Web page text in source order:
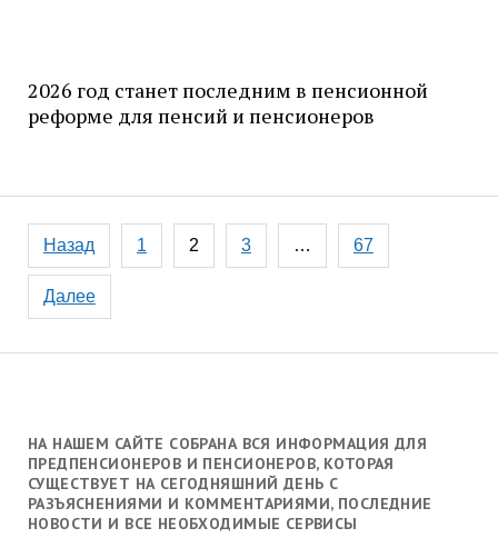
НА НАШЕМ САЙТЕ СОБРАНА ВСЯ ИНФОРМАЦИЯ ДЛЯ
ПРЕДПЕНСИОНЕРОВ И ПЕНСИОНЕРОВ, КОТОРАЯ
СУЩЕСТВУЕТ НА СЕГОДНЯШНИЙ ДЕНЬ С
РАЗЪЯСНЕНИЯМИ И КОММЕНТАРИЯМИ, ПОСЛЕДНИЕ
НОВОСТИ И ВСЕ НЕОБХОДИМЫЕ СЕРВИСЫ
2026 год станет последним в пенсионной
реформе для пенсий и пенсионеров
Навигация
по
записям
Назад 1 2 3 … 67
Далее